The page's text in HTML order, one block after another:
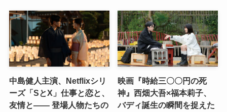
中島健人主演、Netflixシリ
ーズ「SとX」仕事と恋と、
友情と―― 登場人物たちの
映画『時給三〇〇円の死
神』西畑大吾×福本莉子、
バディ誕生の瞬間を捉えた